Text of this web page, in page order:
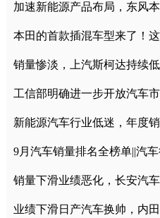
加速新能源产品布局，东风
本田的首款插混车型来了！
销量惨淡，上汽斯柯达持续
工信部明确进一步开放汽车
新能源汽车行业低迷，年度
9月汽车销量排名全榜单||汽
销量下滑业绩恶化，长安汽
业绩下滑日产汽车换帅，内